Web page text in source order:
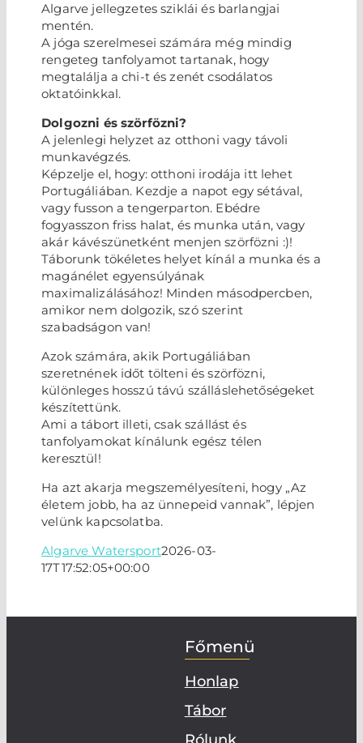
Algarve jellegzetes sziklái és barlangjai
mentén.
A jóga szerelmesei számára még mindig
rengeteg tanfolyamot tartanak, hogy
megtalálja a chi-t és zenét csodálatos
oktatóinkkal.
Dolgozni és szörfözni?
A jelenlegi helyzet az otthoni vagy távoli
munkavégzés.
Képzelje el, hogy: otthoni irodája itt lehet
Portugáliában. Kezdje a napot egy sétával,
vagy fusson a tengerparton. Ebédre
fogyasszon friss halat, és munka után, vagy
akár kávészünetként menjen szörfözni :)!
Táborunk tökéletes helyet kínál a munka és a
magánélet egyensúlyának
maximalizálásához! Minden másodpercben,
amikor nem dolgozik, szó szerint
szabadságon van!
Azok számára, akik Portugáliában
szeretnének időt tölteni és szörfözni,
különleges hosszú távú szálláslehetőségeket
készítettünk.
Ami a tábort illeti, csak szállást és
tanfolyamokat kínálunk egész télen
keresztül!
Ha azt akarja megszemélyesíteni, hogy „Az
életem jobb, ha az ünnepeid vannak”, lépjen
velünk kapcsolatba.
Algarve Watersport2026-03-
17T17:52:05+00:00
Főmenü
Honlap
Tábor